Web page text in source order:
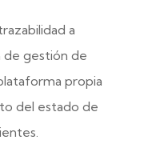
a
de gestión de
propia
del estado de